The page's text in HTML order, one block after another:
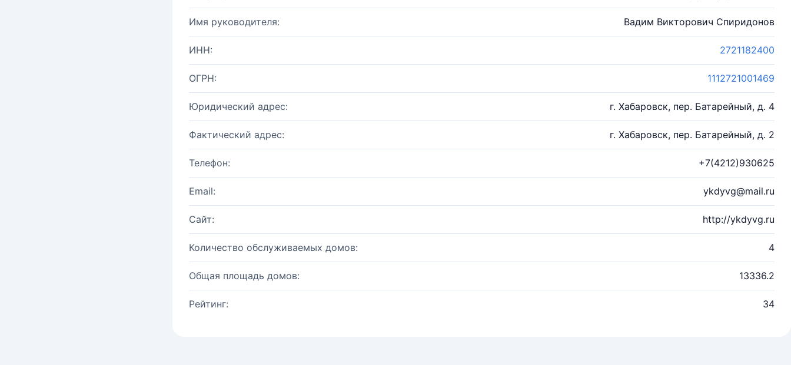
Имя руководителя: Вадим Викторович Спиридонов
ИНН: 2721182400
ОГРН: 1112721001469
Юридический адрес: г. Хабаровск, пер. Батарейный, д. 4
Фактический адрес: г. Хабаровск, пер. Батарейный, д. 2
Телефон: +7(4212)930625
Email: ykdyvg@mail.ru
Сайт: http://ykdyvg.ru
Количество обслуживаемых домов: 4
Общая площадь домов: 13336.2
Рейтинг: 34